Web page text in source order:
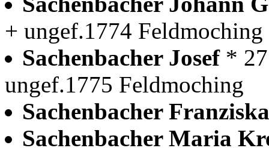
+ ungef.1774 Feldmoching
Sachenbacher Josef *
ungef.1775 Feldmoching
Sachenbacher
Sachenbacher Maria